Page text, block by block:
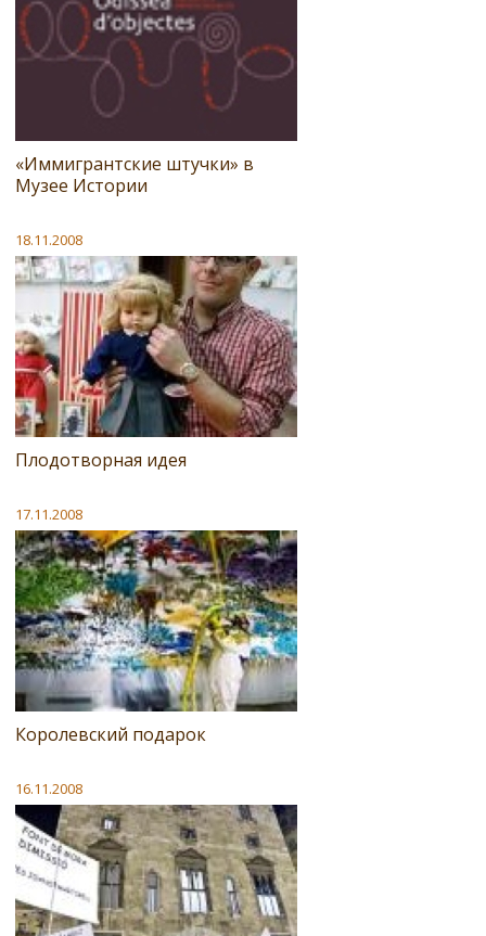
«Иммигрантские штучки» в
Музее Истории
18.11.2008
Плодотворная идея
17.11.2008
Королевский подарок
16.11.2008